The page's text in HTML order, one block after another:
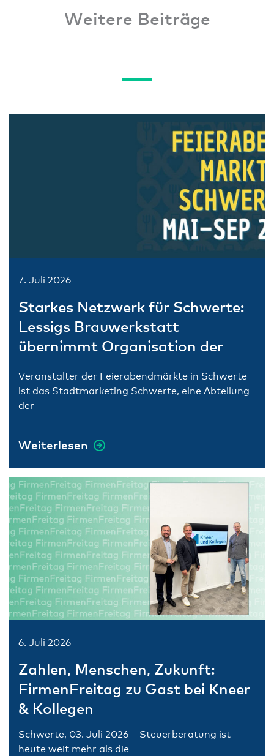
Weitere Beiträge
7. Juli 2026
Starkes Netzwerk für Schwerte:
Lessigs Brauwerkstatt
übernimmt Organisation der
Veranstalter der Feierabendmärkte in Schwerte
ist das Stadtmarketing Schwerte, eine Abteilung
der
Weiterlesen
6. Juli 2026
Zahlen, Menschen, Zukunft:
FirmenFreitag zu Gast bei Kneer
& Kollegen
Schwerte, 03. Juli 2026 – Steuerberatung ist
heute weit mehr als die